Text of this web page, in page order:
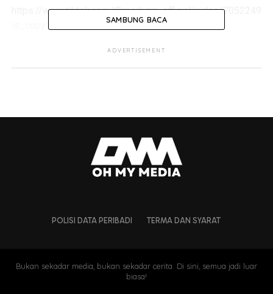
https://www.tiktok.com/@madrizz_official/video/
is_copy_url=1&is_from_webapp=v1
SAMBUNG BACA
ADVERTISEMENT
POLISI DATA PERIBADI TERMA DAN SYARAT
Bukan sekadar media, bukan sekadar cerita. Di sini, semua jadi luar
biasa!